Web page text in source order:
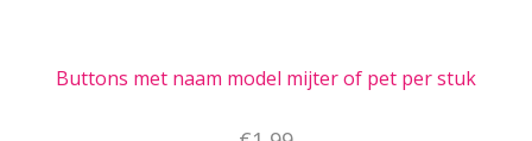
Buttons met naam model mijter of pet per stuk